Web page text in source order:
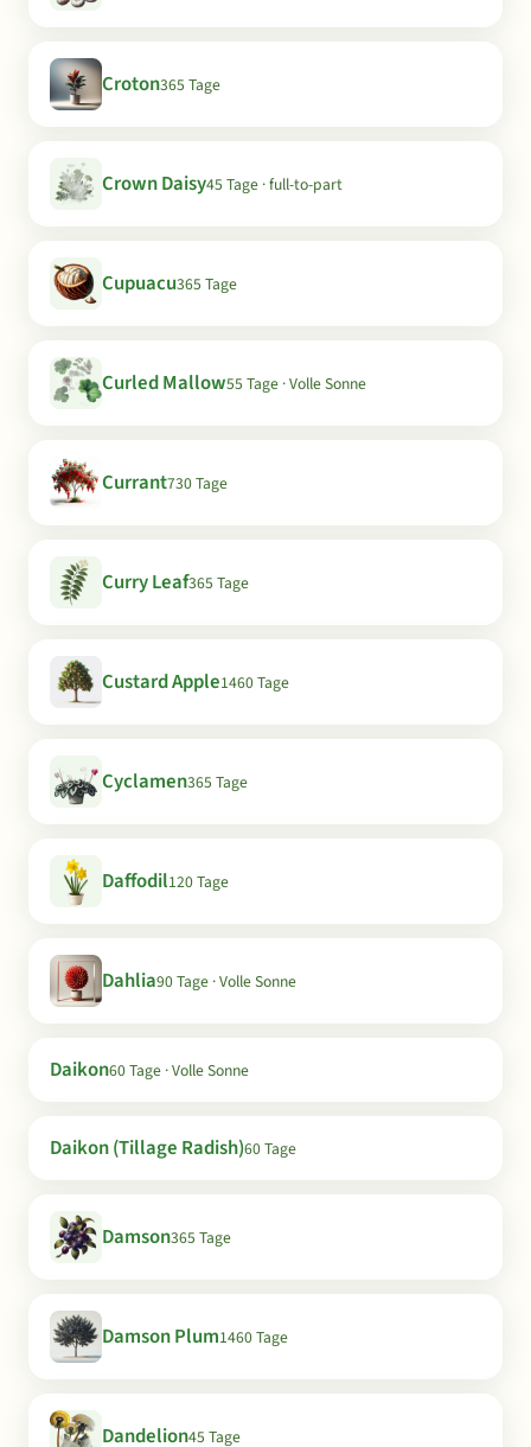
Croton365 Tage
Crown Daisy45 Tage · full-to-part
Cupuacu365 Tage
Curled Mallow55 Tage · Volle Sonne
Currant730 Tage
Curry Leaf365 Tage
Custard Apple1460 Tage
Cyclamen365 Tage
Daffodil120 Tage
Dahlia90 Tage · Volle Sonne
Daikon60 Tage · Volle Sonne
Daikon (Tillage Radish)60 Tage
Damson365 Tage
Damson Plum1460 Tage
Dandelion45 Tage